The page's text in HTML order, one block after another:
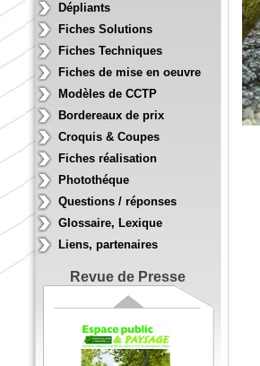
Dépliants
Fiches Solutions
Fiches Techniques
Fiches de mise en oeuvre
Modèles de CCTP
Bordereaux de prix
Croquis & Coupes
Fiches réalisation
Photothéque
Questions / réponses
Glossaire, Lexique
Liens, partenaires
Revue de Presse